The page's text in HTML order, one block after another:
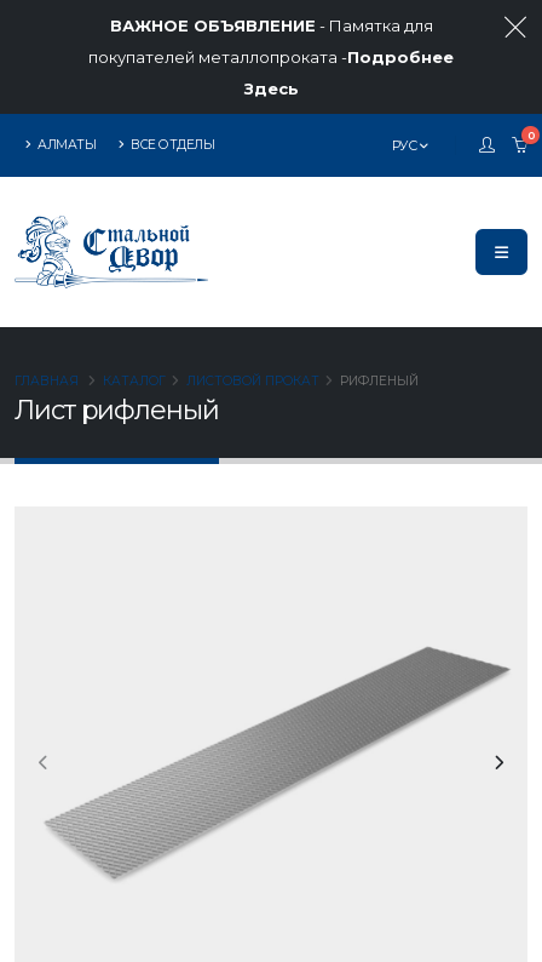
ВАЖНОЕ ОБЪЯВЛЕНИЕ - Памятка для
покупателей металлопроката -Подробнее
Здесь
АЛМАТЫ ВСЕ ОТДЕЛЫ РУС
0
Лист рифленый
ГЛАВНАЯ КАТАЛОГ ЛИСТОВОЙ ПРОКАТ РИФЛЕНЫЙ